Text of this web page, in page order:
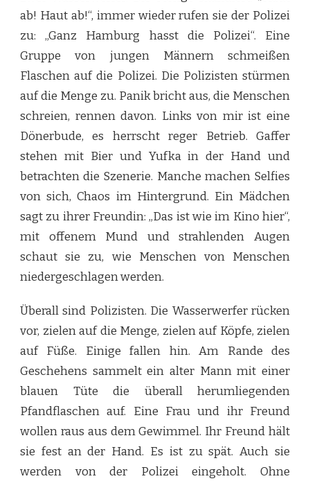
ab! Haut ab!“, immer wieder rufen sie der Polizei
zu: „Ganz Hamburg hasst die Polizei“. Eine
Gruppe von jungen Männern schmeißen
Flaschen auf die Polizei. Die Polizisten stürmen
auf die Menge zu. Panik bricht aus, die Menschen
schreien, rennen davon. Links von mir ist eine
Dönerbude, es herrscht reger Betrieb. Gaffer
stehen mit Bier und Yufka in der Hand und
betrachten die Szenerie. Manche machen Selfies
von sich, Chaos im Hintergrund. Ein Mädchen
sagt zu ihrer Freundin: „Das ist wie im Kino hier“,
mit offenem Mund und strahlenden Augen
schaut sie zu, wie Menschen von Menschen
niedergeschlagen werden.
Überall sind Polizisten. Die Wasserwerfer rücken
vor, zielen auf die Menge, zielen auf Köpfe, zielen
auf Füße. Einige fallen hin. Am Rande des
Geschehens sammelt ein alter Mann mit einer
blauen Tüte die überall herumliegenden
Pfandflaschen auf. Eine Frau und ihr Freund
wollen raus aus dem Gewimmel. Ihr Freund hält
sie fest an der Hand. Es ist zu spät. Auch sie
werden von der Polizei eingeholt. Ohne